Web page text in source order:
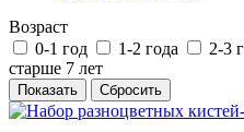
Возраст
0-1 год
1-2 года 2-3
старше 7 лет